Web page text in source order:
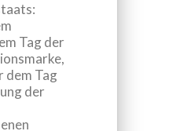
Tag der
dem Tag
der